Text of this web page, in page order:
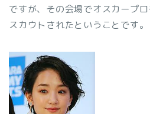
ですが、その会場でオスカープ
スカウトされたということです。